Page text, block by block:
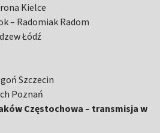
Kielce
– Radomiak Radom
Łódź
Szczecin
Poznań
Częstochowa – transmisja w